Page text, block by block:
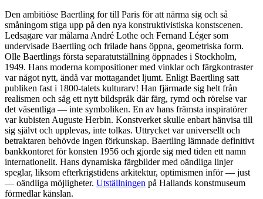
Den ambitiöse Baertling for till Paris för att närma sig och så
småningom stiga upp på den nya konstruktivistiska konstscenen.
Ledsagare var målarna André Lothe och Fernand Léger som
undervisade Baertling och frilade hans öppna, geometriska form.
Olle Baertlings första separatutställning öppnades i Stockholm,
1949. Hans moderna kompositioner med vinklar och färgkontraster
var något nytt, ändå var mottagandet ljumt. Enligt Baertling satt
publiken fast i 1800-talets kulturarv! Han fjärmade sig helt från
realismen och såg ett nytt bildspråk där färg, rymd och rörelse var
det väsentliga — inte symboliken. En av hans främsta inspiratörer
var kubisten Auguste Herbin. Konstverket skulle enbart hänvisa till
sig självt och upplevas, inte tolkas. Uttrycket var universellt och
betraktaren behövde ingen förkunskap. Baertling lämnade definitivt
bankkontoret för konsten 1956 och gjorde sig med tiden ett namn
internationellt. Hans dynamiska färgbilder med oändliga linjer
speglar, liksom efterkrigstidens arkitektur, optimismen inför — just
— oändliga möjligheter. Utställningen på Hallands konstmuseum
förmedlar känslan.